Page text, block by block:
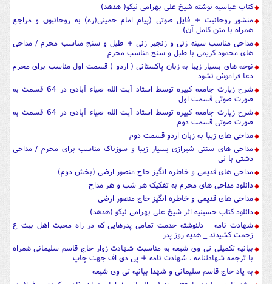
کتاب عباسیه نوشته شیخ علی بهرامی نیکو( هدهد)
منشور روحانیت + فایل صوتی (پیام امام خمینی(ره) به روحانیون و مراجع
همراه با متن کامل آن)
مداحی مناسب سینه زنی و زنجیر زنی + طبل و سنج مناسب محرم / مداحی
های محمود کریمی با طبل و سنج مناسب محرم
نوحه های بسیار زیبا به زبان پاکستانی ( اردو ) قسمت اول مناسب برای محرم
دعا فراموش نشود
شرح زیارت جامعه کبیره توسط استاد آیت الله ضیاء آبادی در 64 قسمت به
صورت صوتی قسمت اول
شرح زیارت جامعه کبیره توسط استاد آیت الله ضیاء آبادی در 64 قسمت به
صورت صوتی قسمت دوم
مداحی های زیبا به زبان اردو قسمت دوم
مداحی های سنتی شیرازی بسیار زیبا و سوزناک مناسب برای محرم / مداحی
دشتی با نی
مداحی های قدیمی و خاطره انگیز حاج منصور ارضی (بخش دوم)
دانلود مداحی های محرم به تفکیک هر شب و هر مداح
مداحی های قدیمی و خاطره انگیز حاج منصور ارضی
دانلود کتاب حسینیه اثر شیخ علی بهرامی نیکو (هدهد)
شهادت نامه _ دلنوشته خدمت تمامی پدرهایی که در راه محبت اهل بیت ع
زحمت کشیدند _ هدیه روز پدر
بیانیه تکمیلی تی وی شیعه به مناسبت شهادت زوار حاج قاسم سلیمانی همراه
با ترجمه شهادتنامه . شهادت نامه + پی دی اف جهت چاپ
به یاد حاج قاسم سلیمانی و شهدا بیانیه تی وی شیعه